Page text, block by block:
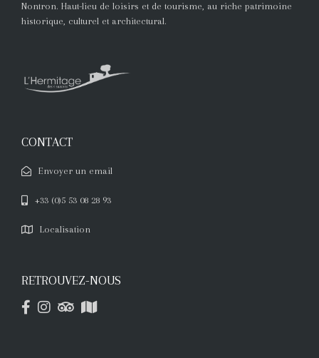
Nontron. Haut-lieu de loisirs et de tourisme, au riche patrimoine
historique, culturel et architectural.
CONTACT
Envoyer un email
+33 (0)5 53 08 28 93
Localisation
RETROUVEZ-NOUS